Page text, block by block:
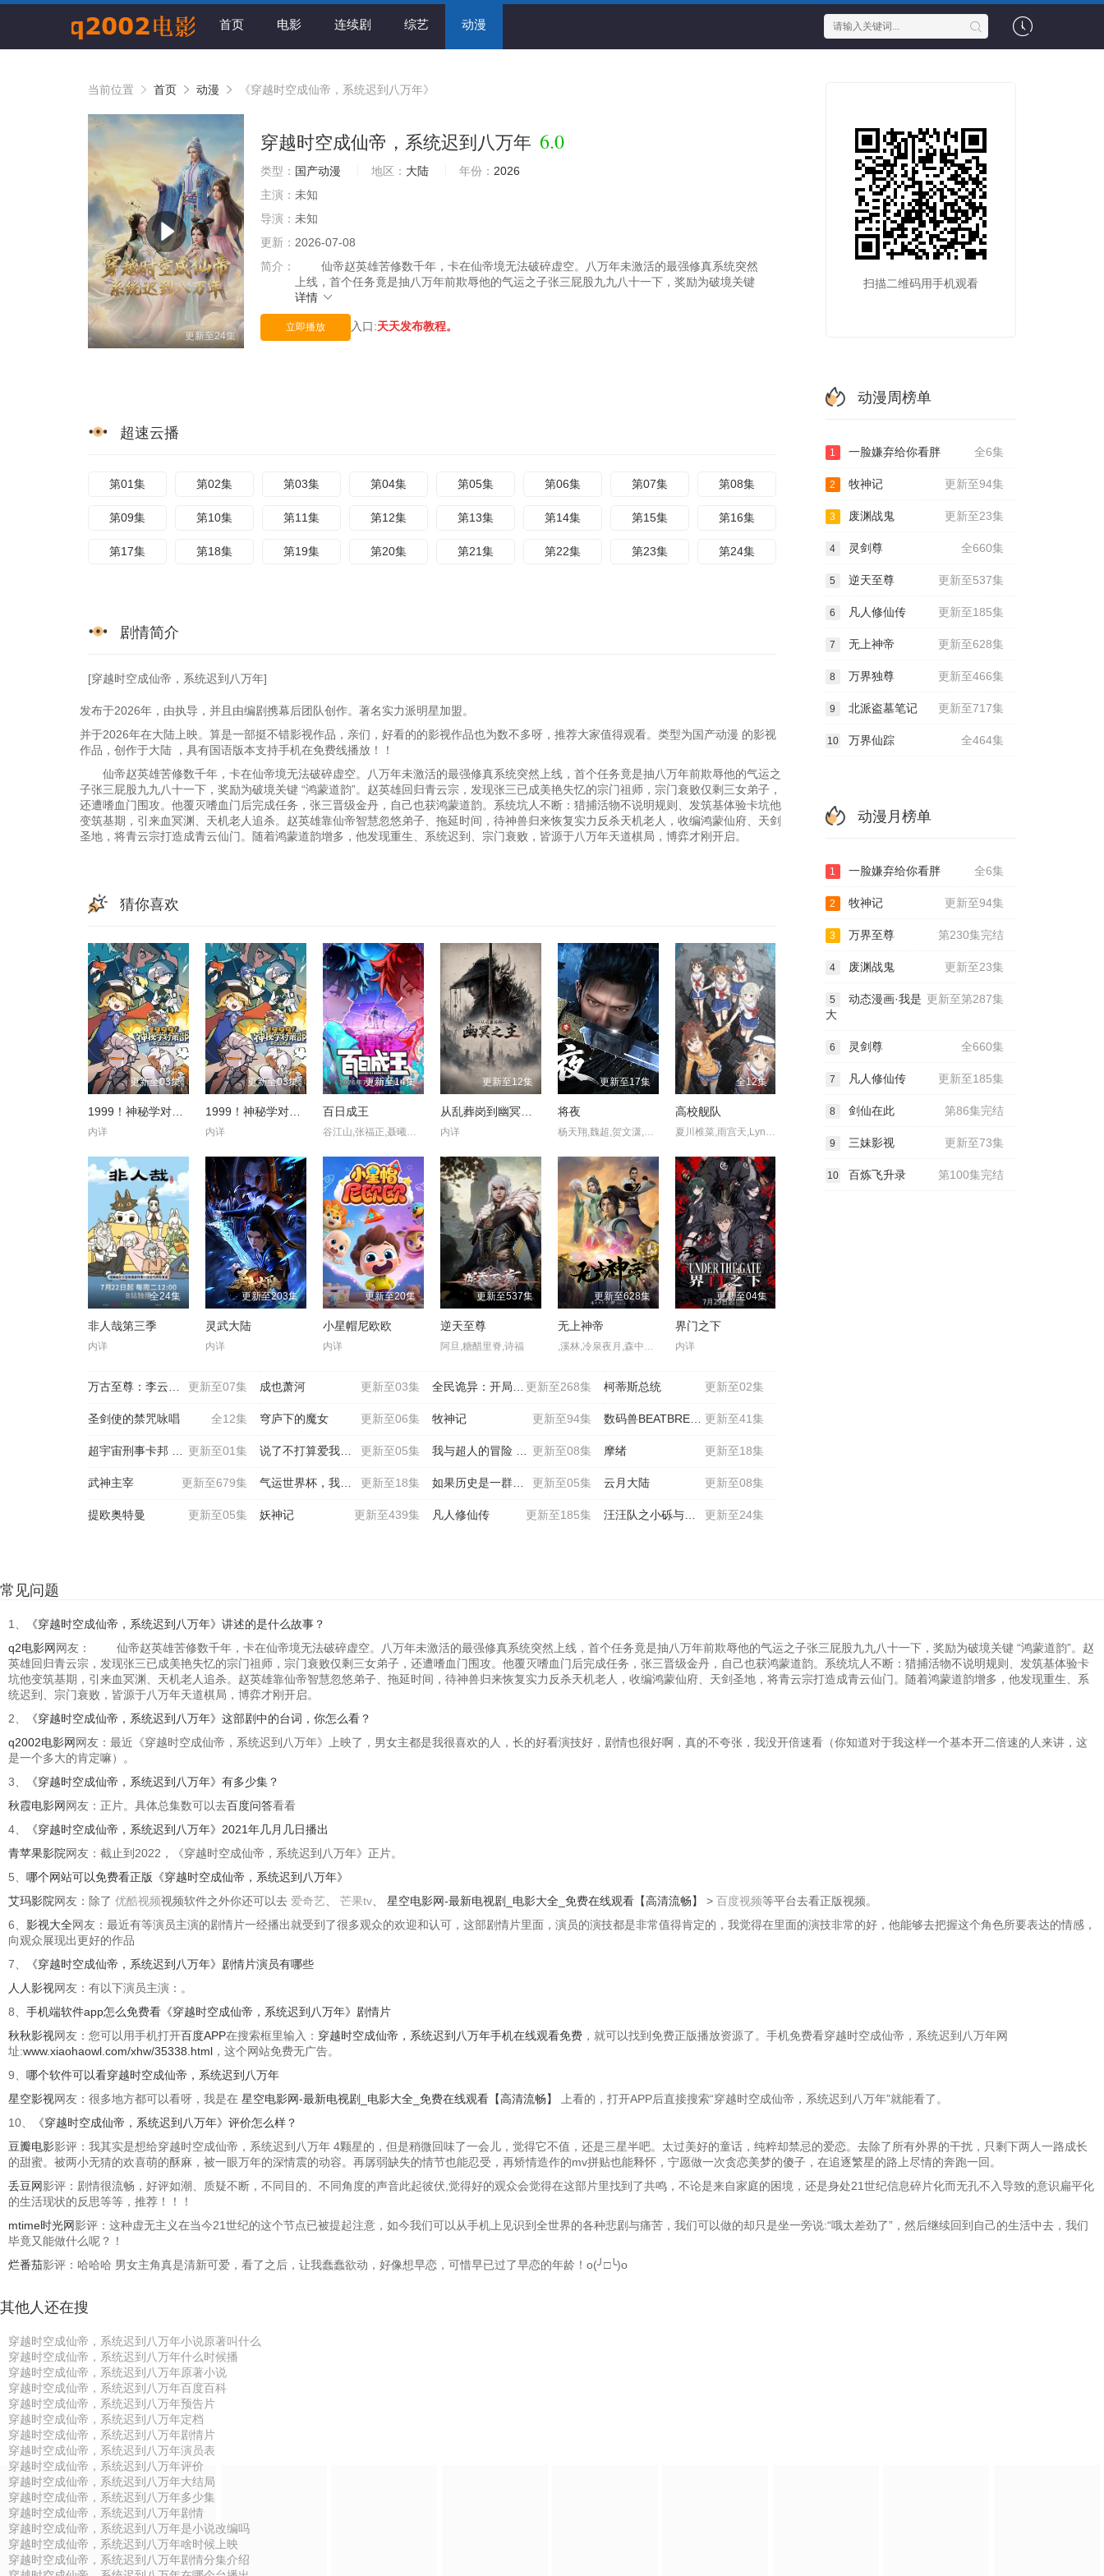
首页 电影 连续剧 综艺 动漫
当前位置 首页 动漫 《穿越时空成仙帝，系统迟到八万年》
更新至24集
穿越时空成仙帝，系统迟到八万年 6.0
类型： 国产动漫 地区： 大陆 年份： 2026
主演： 未知
导演： 未知
更新： 2026-07-08
简介：
仙帝赵英雄苦修数千年，卡在仙帝境无法破碎虚空。八万年未激活的最强修真系统突然
上线，首个任务竟是抽八万年前欺辱他的气运之子张三屁股九九八十一下，奖励为破境关键
详情
立即播放 入口:天天发布教程。
超速云播
第01集 第02集 第03集 第04集 第05集 第06集 第07集 第08集
第09集 第10集 第11集 第12集 第13集 第14集 第15集 第16集
第17集 第18集 第19集 第20集 第21集 第22集 第23集 第24集
剧情简介
[穿越时空成仙帝，系统迟到八万年]
发布于2026年，由执导，并且由编剧携幕后团队创作。著名实力派明星加盟。
并于2026年在大陆上映。算是一部挺不错影视作品，亲们，好看的的影视作品也为数不多呀，推荐大家值得观看。类型为国产动漫 的影视
作品，创作于大陆 ，具有国语版本支持手机在免费线播放！！
仙帝赵英雄苦修数千年，卡在仙帝境无法破碎虚空。八万年未激活的最强修真系统突然上线，首个任务竟是抽八万年前欺辱他的气运之
子张三屁股九九八十一下，奖励为破境关键 “鸿蒙道韵”。赵英雄回归青云宗，发现张三已成美艳失忆的宗门祖师，宗门衰败仅剩三女弟子，
还遭嗜血门围攻。他覆灭嗜血门后完成任务，张三晋级金丹，自己也获鸿蒙道韵。系统坑人不断：猎捕活物不说明规则、发筑基体验卡坑他
变筑基期，引来血冥渊、天机老人追杀。赵英雄靠仙帝智慧忽悠弟子、拖延时间，待神兽归来恢复实力反杀天机老人，收编鸿蒙仙府、天剑
圣地，将青云宗打造成青云仙门。随着鸿蒙道韵增多，他发现重生、系统迟到、宗门衰败，皆源于八万年天道棋局，博弈才刚开启。
猜你喜欢
更新至03集
1999！神秘学对策部中配版
内详
更新至03集
1999！神秘学对策部英配版
内详
更新至14集
百日成王
谷江山,张福正,聂曦映,李楠,姜贺,赵熠彤,若瑾
更新至12集
从乱葬岗到幽冥之主
内详
更新至17集
将夜
杨天翔,魏超,贺文潇,青泯邑,景向谁依
全12集
高校舰队
夏川椎菜,雨宫天,Lynn,古木望,种崎敦美,泽田美晴,菊地瞳,田中美海,丸山有香,田边留依,中村樱,久保由利香,五月ちさと,大地叶,宫岛惠美,山下七海,藤田茜,小林优,黑濑裕子,大津爱理,麻仓桃,伊藤加奈惠,阿澄佳奈,高森奈津美,相川奈都姬,清水彩香,福沙奈恵,小泽亚李,金子彩花,新田日和,大桥步夕
全24集
非人哉第三季
内详
更新至203集
灵武大陆
内详
更新至20集
小星帽尼欧欧
内详
更新至537集
逆天至尊
阿旦,糖醋里脊,诗福
更新至628集
无上神帝
更新至04集
界门之下
内详
更新至07集
万古至尊：李云霄传 更新至03集
成也萧河 更新至268集
全民诡异：开局掌握零元购 更新至02集
柯蒂斯总统
全12集
圣剑使的禁咒咏唱 更新至06集
穹庐下的魔女 更新至94集
牧神记 更新至41集
数码兽BEATBREAK
更新至01集
超宇宙刑事卡邦 无限 外 更新至05集
说了不打算爱我的公爵继承 更新至08集
我与超人的冒险 第三季 更新至18集
摩绪
更新至679集
武神主宰 更新至18集
气运世界杯，我能复制所有 更新至05集
如果历史是一群喵 大明皇 更新至08集
云月大陆
更新至05集
提欧奥特曼 更新至439集
妖神记 更新至185集
凡人修仙传 更新至24集
汪汪队之小砾与工程家族
扫描二维码用手机观看
动漫周榜单
全6集
1 一脸嫌弃给你看胖
更新至94集
2 牧神记
更新至23集
3 废渊战鬼
全660集
4 灵剑尊
更新至537集
5 逆天至尊
更新至185集
6 凡人修仙传
更新至628集
7 无上神帝
更新至466集
8 万界独尊
更新至717集
9 北派盗墓笔记
全464集
10 万界仙踪
动漫月榜单
全6集
1 一脸嫌弃给你看胖
更新至94集
2 牧神记
第230集完结
3 万界至尊
更新至23集
4 废渊战鬼
更新至第287集
5
动态漫画·我是
大
全660集
6 灵剑尊
更新至185集
7 凡人修仙传
第86集完结
8 剑仙在此
更新至73集
9 三妹影视
第100集完结
10 百炼飞升录
常见问题
1、
《穿越时空成仙帝，系统迟到八万年》讲述的是什么故事？
q2电影网 网友： 仙帝赵英雄苦修数千年，卡在仙帝境无法破碎虚空。八万年未激活的最强修真系统突然上线，首个任务竟是抽八万年前欺辱他的气运之子张三屁股九九八十一下，奖励为破境关键 “鸿蒙道韵”。赵
英雄回归青云宗，发现张三已成美艳失忆的宗门祖师，宗门衰败仅剩三女弟子，还遭嗜血门围攻。他覆灭嗜血门后完成任务，张三晋级金丹，自己也获鸿蒙道韵。系统坑人不断：猎捕活物不说明规则、发筑基体验卡
坑他变筑基期，引来血冥渊、天机老人追杀。赵英雄靠仙帝智慧忽悠弟子、拖延时间，待神兽归来恢复实力反杀天机老人，收编鸿蒙仙府、天剑圣地，将青云宗打造成青云仙门。随着鸿蒙道韵增多，他发现重生、系
统迟到、宗门衰败，皆源于八万年天道棋局，博弈才刚开启。
2、
《穿越时空成仙帝，系统迟到八万年》这部剧中的台词，你怎么看？
q2002电影网 网友：最近《穿越时空成仙帝，系统迟到八万年》上映了，男女主都是我很喜欢的人，长的好看演技好，剧情也很好啊，真的不夸张，我没开倍速看（你知道对于我这样一个基本开二倍速的人来讲，这
是一个多大的肯定嘛）。
3、
《穿越时空成仙帝，系统迟到八万年》有多少集？
秋霞电影网 网友：正片。具体总集数可以去百度问答看看
4、
《穿越时空成仙帝，系统迟到八万年》2021年几月几日播出
青苹果影院网友：截止到2022，《穿越时空成仙帝，系统迟到八万年》正片。
5、 哪个网站可以免费看正版《穿越时空成仙帝，系统迟到八万年》
艾玛影院网友：除了 优酷视频视频软件之外你还可以去 爱奇艺 芒果tv 星空电影网-最新电视剧_电影大全_免费在线观看【高清流畅】 > 百度视频等平台去看正版视频。
6、 影视大全网友：最近有等演员主演的剧情片一经播出就受到了很多观众的欢迎和认可，这部剧情片里面，演员的演技都是非常值得肯定的，我觉得在里面的演技非常的好，他能够去把握这个角色所要表达的情感，
向观众展现出更好的作品
7、
《穿越时空成仙帝，系统迟到八万年》剧情片演员有哪些
人人影视网友：有以下演员主演：。
8、 手机端软件app怎么免费看《穿越时空成仙帝，系统迟到八万年》剧情片
秋秋影视网友：您可以用手机打开百度APP在搜索框里输入： 穿越时空成仙帝，系统迟到八万年手机在线观看免费 ，就可以找到免费正版播放资源了。手机免费看穿越时空成仙帝，系统迟到八万年网
址:www.xiaohaowl.com/xhw/35338.html ，这个网站免费无广告。
9、 哪个软件可以看穿越时空成仙帝，系统迟到八万年
星空影视网友：很多地方都可以看呀，我是在 星空电影网-最新电视剧_电影大全_免费在线观看【高清流畅】
上看的，打开APP后直接搜索“穿越时空成仙帝，系统迟到八万年”就能看了。
10、
《穿越时空成仙帝，系统迟到八万年》评价怎么样？
豆瓣电影影评：我其实是想给穿越时空成仙帝，系统迟到八万年 4颗星的，但是稍微回味了一会儿，觉得它不值，还是三星半吧。太过美好的童话，纯粹却禁忌的爱恋。去除了所有外界的干扰，只剩下两人一路成长
的甜蜜。被两小无猜的欢喜萌的酥麻，被一眼万年的深情震的动容。再孱弱缺失的情节也能忍受，再矫情造作的mv拼贴也能释怀，宁愿做一次贪恋美梦的傻子，在追逐繁星的路上尽情的奔跑一回。
丢豆网影评：剧情很流畅，好评如潮、质疑不断，不同目的、不同角度的声音此起彼伏,觉得好的观众会觉得在这部片里找到了共鸣，不论是来自家庭的困境，还是身处21世纪信息碎片化而无孔不入导致的意识扁平化
的生活现状的反思等等，推荐！！！
mtime时光网影评：这种虚无主义在当今21世纪的这个节点已被提起注意，如今我们可以从手机上见识到全世界的各种悲剧与痛苦，我们可以做的却只是坐一旁说:“哦太差劲了”，然后继续回到自己的生活中去，我们
毕竟又能做什么呢？！
烂番茄影评：哈哈哈 男女主角真是清新可爱，看了之后，让我蠢蠢欲动，好像想早恋，可惜早已过了早恋的年龄！o(╯□╰)o
其他人还在搜
穿越时空成仙帝，系统迟到八万年小说原著叫什么
穿越时空成仙帝，系统迟到八万年什么时候播
穿越时空成仙帝，系统迟到八万年原著小说
穿越时空成仙帝，系统迟到八万年百度百科
穿越时空成仙帝，系统迟到八万年预告片
穿越时空成仙帝，系统迟到八万年定档
穿越时空成仙帝，系统迟到八万年剧情片
穿越时空成仙帝，系统迟到八万年演员表
穿越时空成仙帝，系统迟到八万年评价
穿越时空成仙帝，系统迟到八万年大结局
穿越时空成仙帝，系统迟到八万年多少集
穿越时空成仙帝，系统迟到八万年剧情
穿越时空成仙帝，系统迟到八万年是小说改编吗
穿越时空成仙帝，系统迟到八万年啥时候上映
穿越时空成仙帝，系统迟到八万年剧情分集介绍